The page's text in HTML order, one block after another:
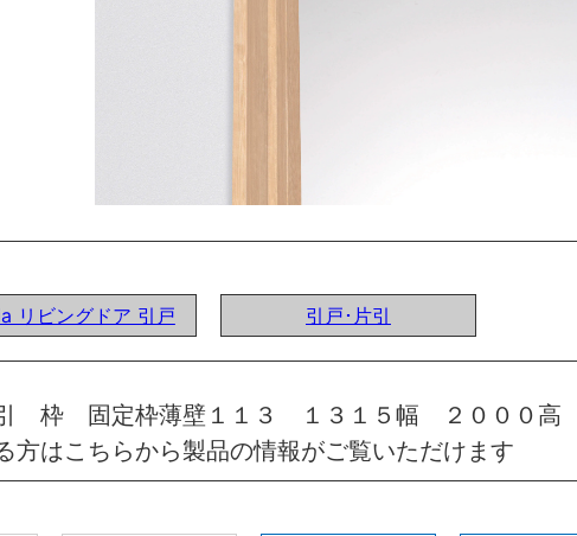
リビングドア 引戸 引戸･片引
枠 固定枠薄壁１１３ １３１５幅 ２０００
方はこちらから製品の情報がご覧いただけます